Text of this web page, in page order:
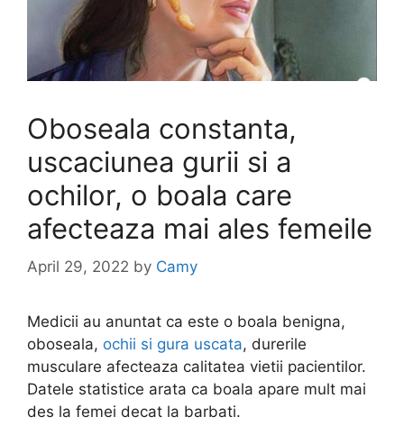
Oboseala constanta,
uscaciunea gurii si a
ochilor, o boala care
afecteaza mai ales femeile
April 29, 2022 by Camy
Medicii au anuntat ca este o boala benigna,
oboseala, ochii si gura uscata, durerile
musculare afecteaza calitatea vietii pacientilor.
Datele statistice arata ca boala apare mult mai
des la femei decat la barbati.